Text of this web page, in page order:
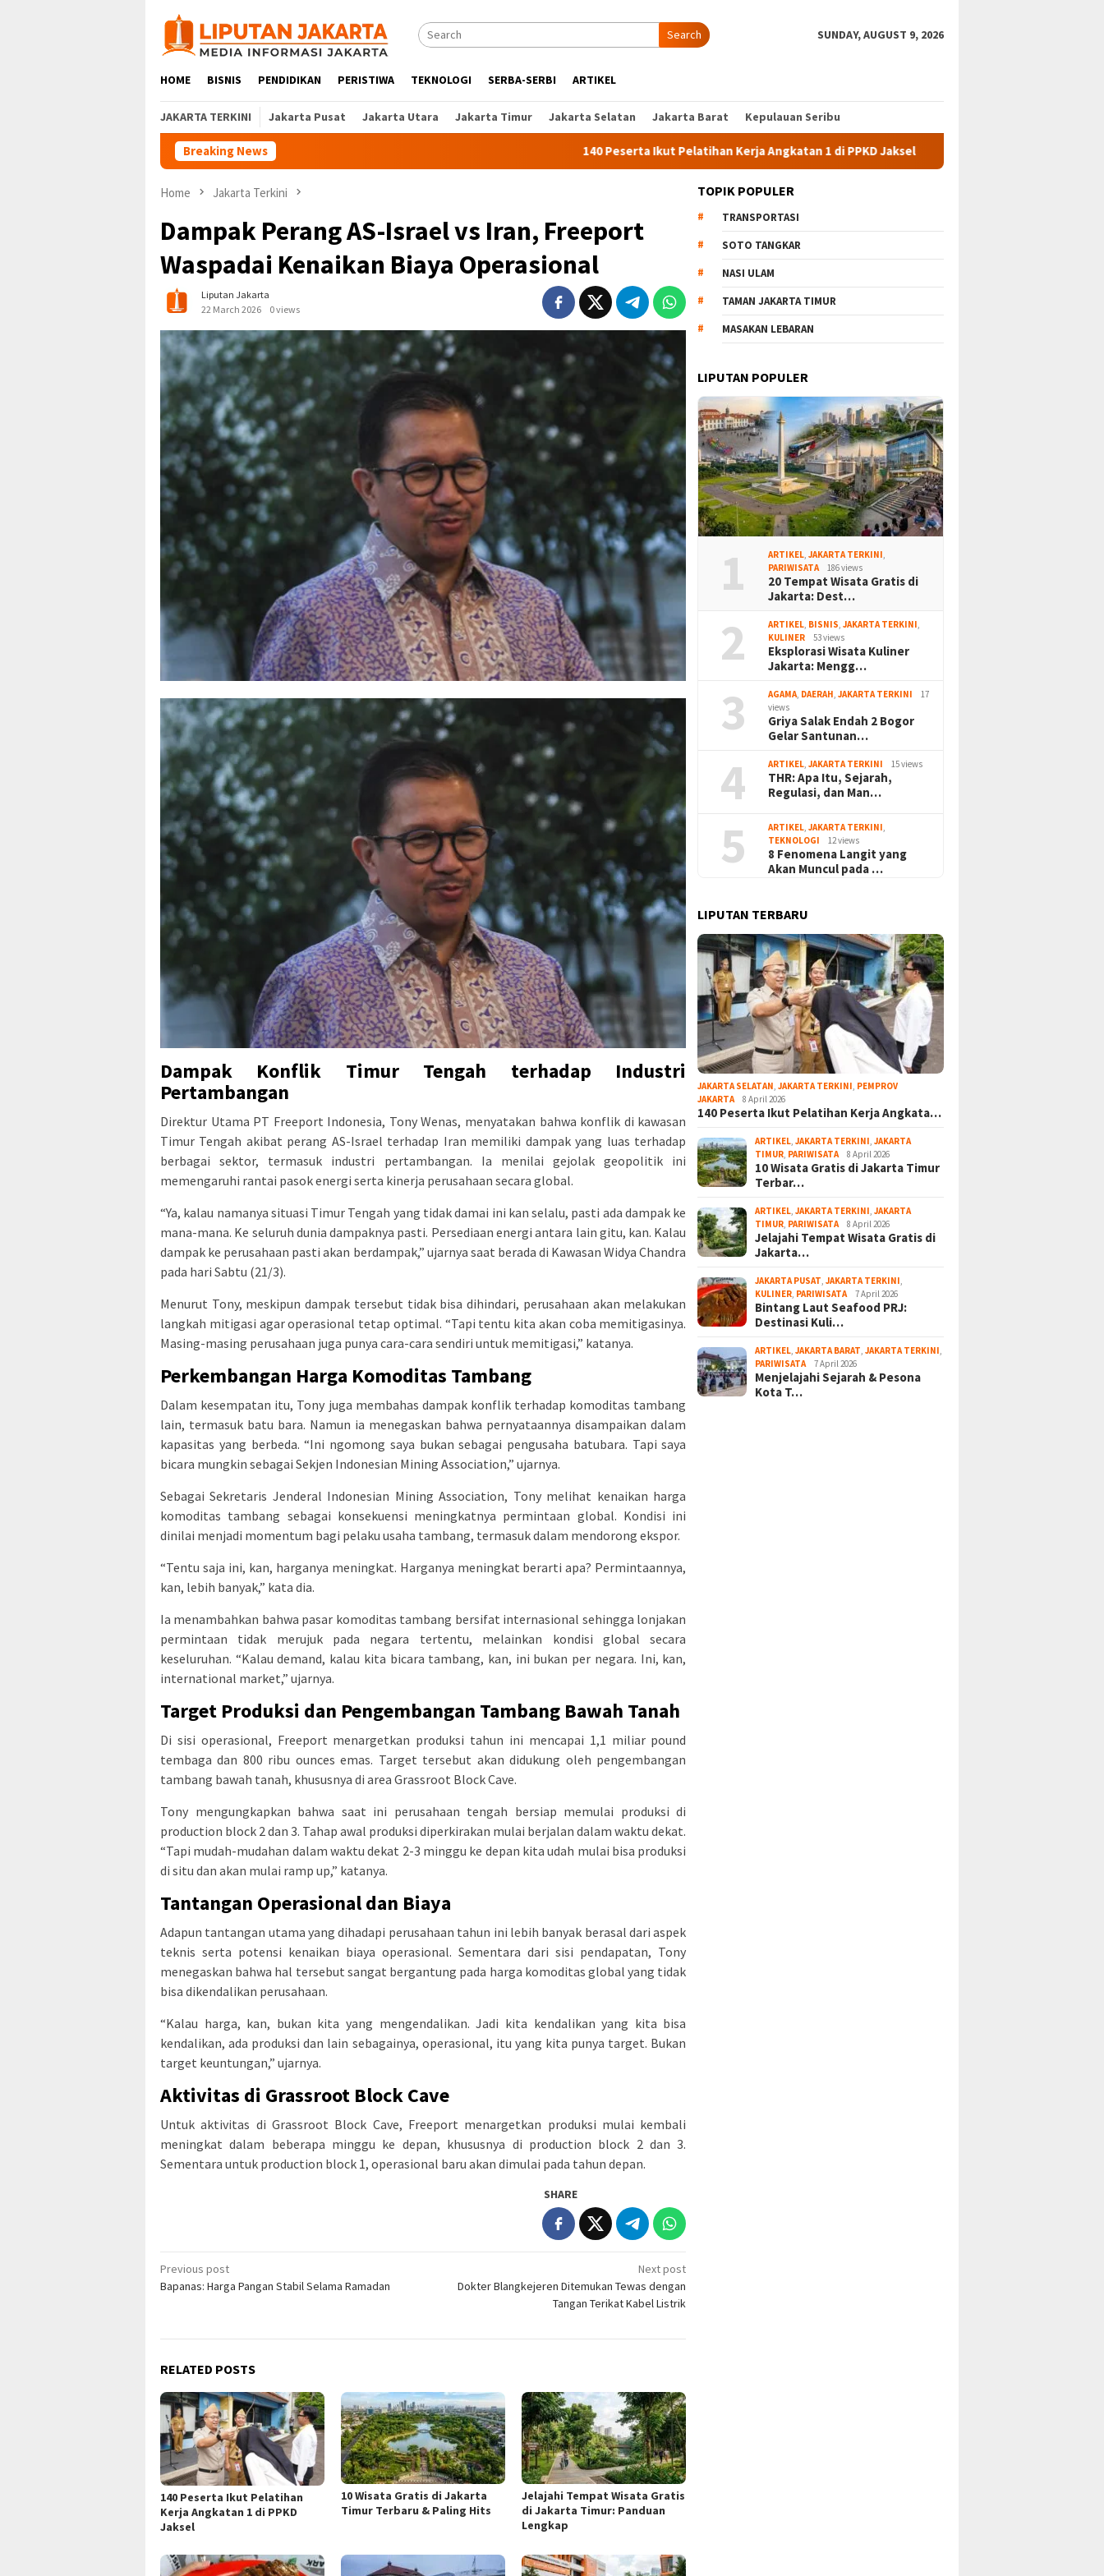
content
Search SUNDAY, AUGUST 9, 2026
HOME BISNIS PENDIDIKAN PERISTIWA TEKNOLOGI SERBA-SERBI ARTIKEL
JAKARTA TERKINI Jakarta Pusat Jakarta Utara Jakarta Timur Jakarta Selatan Jakarta Barat Kepulauan Seribu
Breaking News 140 Peserta Ikut Pelatihan Kerja Angkatan 1 di PPKD Jaksel 10 Wisata Gratis di Jakarta Timur
Home Jakarta Terkini
Dampak Perang AS-Israel vs Iran, Freeport
Waspadai Kenaikan Biaya Operasional
Liputan Jakarta
22 March 2026
0 views
Dampak Konflik Timur Tengah terhadap Industri
Pertambangan
Direktur Utama PT Freeport Indonesia, Tony Wenas, menyatakan bahwa konflik di kawasan
Timur Tengah akibat perang AS-Israel terhadap Iran memiliki dampak yang luas terhadap
berbagai sektor, termasuk industri pertambangan. Ia menilai gejolak geopolitik ini
memengaruhi rantai pasok energi serta kinerja perusahaan secara global.
“Ya, kalau namanya situasi Timur Tengah yang tidak damai ini kan selalu, pasti ada dampak ke
mana-mana. Ke seluruh dunia dampaknya pasti. Persediaan energi antara lain gitu, kan. Kalau
dampak ke perusahaan pasti akan berdampak,” ujarnya saat berada di Kawasan Widya Chandra
pada hari Sabtu (21/3).
Menurut Tony, meskipun dampak tersebut tidak bisa dihindari, perusahaan akan melakukan
langkah mitigasi agar operasional tetap optimal. “Tapi tentu kita akan coba memitigasinya.
Masing-masing perusahaan juga punya cara-cara sendiri untuk memitigasi,” katanya.
Perkembangan Harga Komoditas Tambang
Dalam kesempatan itu, Tony juga membahas dampak konflik terhadap komoditas tambang
lain, termasuk batu bara. Namun ia menegaskan bahwa pernyataannya disampaikan dalam
kapasitas yang berbeda. “Ini ngomong saya bukan sebagai pengusaha batubara. Tapi saya
bicara mungkin sebagai Sekjen Indonesian Mining Association,” ujarnya.
Sebagai Sekretaris Jenderal Indonesian Mining Association, Tony melihat kenaikan harga
komoditas tambang sebagai konsekuensi meningkatnya permintaan global. Kondisi ini
dinilai menjadi momentum bagi pelaku usaha tambang, termasuk dalam mendorong ekspor.
“Tentu saja ini, kan, harganya meningkat. Harganya meningkat berarti apa? Permintaannya,
kan, lebih banyak,” kata dia.
Ia menambahkan bahwa pasar komoditas tambang bersifat internasional sehingga lonjakan
permintaan tidak merujuk pada negara tertentu, melainkan kondisi global secara
keseluruhan. “Kalau demand, kalau kita bicara tambang, kan, ini bukan per negara. Ini, kan,
international market,” ujarnya.
Target Produksi dan Pengembangan Tambang Bawah Tanah
Di sisi operasional, Freeport menargetkan produksi tahun ini mencapai 1,1 miliar pound
tembaga dan 800 ribu ounces emas. Target tersebut akan didukung oleh pengembangan
tambang bawah tanah, khususnya di area Grassroot Block Cave.
Tony mengungkapkan bahwa saat ini perusahaan tengah bersiap memulai produksi di
production block 2 dan 3. Tahap awal produksi diperkirakan mulai berjalan dalam waktu dekat.
“Tapi mudah-mudahan dalam waktu dekat 2-3 minggu ke depan kita udah mulai bisa produksi
di situ dan akan mulai ramp up,” katanya.
Tantangan Operasional dan Biaya
Adapun tantangan utama yang dihadapi perusahaan tahun ini lebih banyak berasal dari aspek
teknis serta potensi kenaikan biaya operasional. Sementara dari sisi pendapatan, Tony
menegaskan bahwa hal tersebut sangat bergantung pada harga komoditas global yang tidak
bisa dikendalikan perusahaan.
“Kalau harga, kan, bukan kita yang mengendalikan. Jadi kita kendalikan yang kita bisa
kendalikan, ada produksi dan lain sebagainya, operasional, itu yang kita punya target. Bukan
target keuntungan,” ujarnya.
Aktivitas di Grassroot Block Cave
Untuk aktivitas di Grassroot Block Cave, Freeport menargetkan produksi mulai kembali
meningkat dalam beberapa minggu ke depan, khususnya di production block 2 dan 3.
Sementara untuk production block 1, operasional baru akan dimulai pada tahun depan.
SHARE
Post
navigation
Previous post
Bapanas: Harga Pangan Stabil Selama Ramadan
Next post
Dokter Blangkejeren Ditemukan Tewas dengan
Tangan Terikat Kabel Listrik
RELATED POSTS
140 Peserta Ikut Pelatihan
Kerja Angkatan 1 di PPKD
Jaksel
10 Wisata Gratis di Jakarta
Timur Terbaru & Paling Hits
Jelajahi Tempat Wisata Gratis
di Jakarta Timur: Panduan
Lengkap
TOPIK POPULER
TRANSPORTASI
SOTO TANGKAR
NASI ULAM
TAMAN JAKARTA TIMUR
MASAKAN LEBARAN
LIPUTAN POPULER
1 ARTIKEL ,JAKARTA TERKINI
PARIWISATA
186 views
20 Tempat Wisata Gratis di
Jakarta: Dest…
2 ARTIKEL BISNIS ,JAKARTA TERKINI
KULINER
53 views
Eksplorasi Wisata Kuliner
Jakarta: Mengg…
3 AGAMA DAERAH ,JAKARTA TERKINI
17
views
Griya Salak Endah 2 Bogor
Gelar Santunan…
4 ARTIKEL ,JAKARTA TERKINI 15 views
THR: Apa Itu, Sejarah,
Regulasi, dan Man…
5 ARTIKEL ,JAKARTA TERKINI
TEKNOLOGI
12 views
8 Fenomena Langit yang
Akan Muncul pada …
LIPUTAN TERBARU
JAKARTA SELATAN ,JAKARTA TERKINI PEMPROV
JAKARTA
8 April 2026
140 Peserta Ikut Pelatihan Kerja Angkata…
ARTIKEL ,JAKARTA TERKINI ,JAKARTA
TIMUR PARIWISATA 8 April 2026
10 Wisata Gratis di Jakarta Timur
Terbar…
ARTIKEL ,JAKARTA TERKINI ,JAKARTA
TIMUR PARIWISATA 8 April 2026
Jelajahi Tempat Wisata Gratis di
Jakarta…
JAKARTA PUSAT ,JAKARTA TERKINI
KULINER PARIWISATA 7 April 2026
Bintang Laut Seafood PRJ:
Destinasi Kuli…
ARTIKEL ,JAKARTA BARAT ,JAKARTA TERKINI
PARIWISATA
7 April 2026
Menjelajahi Sejarah & Pesona
Kota T…